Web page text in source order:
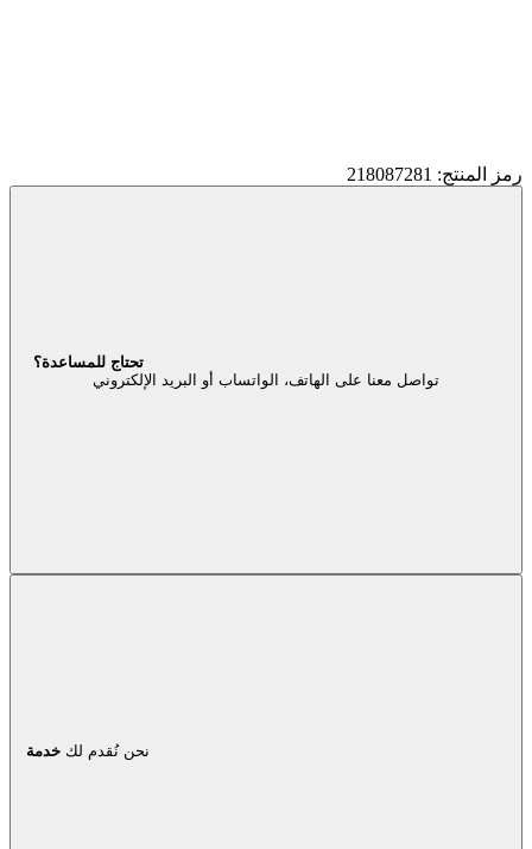
رمز المنتج: 218087281
تحتاج للمساعدة؟
تواصل معنا على الهاتف، الواتساب أو البريد الإلكتروني
نحن نُقدم لك خدمة